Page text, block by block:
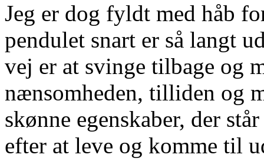
Jeg er dog fyldt med håb
pendulet snart er så langt
vej er at svinge tilbage og
nænsomheden, tilliden og
skønne egenskaber, der
efter at leve og komme til